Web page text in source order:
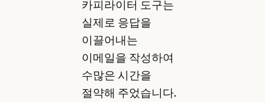
카피라이터 도구는
실제로 응답을
이끌어내는
이메일을 작성하여
수많은 시간을
절약해 주었습니다.